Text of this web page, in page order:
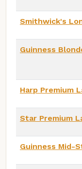
Smithwick's
Guinness
Harp Premium
Star Premium
Guinness Mid-